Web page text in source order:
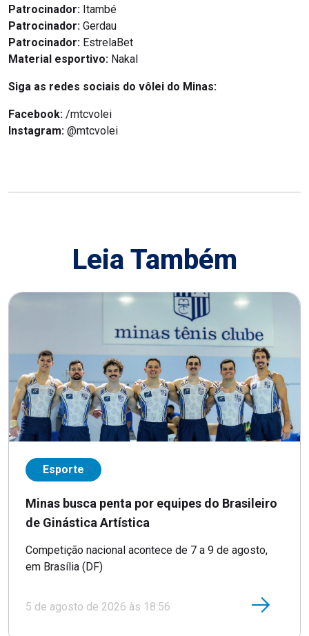
Patrocinador: Itambé
Patrocinador: Gerdau
Patrocinador: EstrelaBet
Material esportivo: Nakal
Siga as redes sociais do vôlei do Minas:
Facebook: /mtcvolei
Instagram: @mtcvolei
Leia Também
Esporte
Minas busca penta por equipes do Brasileiro
de Ginástica Artística
Competição nacional acontece de 7 a 9 de agosto,
em Brasília (DF)
5 de agosto de 2026 às 18:56